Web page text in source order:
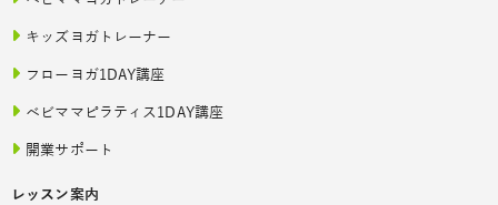
キッズヨガトレーナー
フローヨガ1DAY講座
ベビママピラティス1DAY講座
開業サポート
レッスン案内